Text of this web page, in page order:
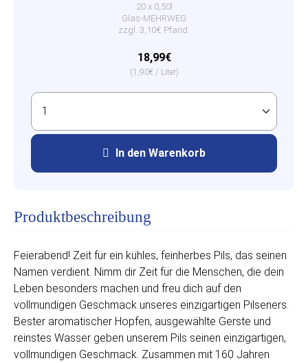
20 x 0,50l
Glas-MEHRWEG
zzgl. 3,10€ Pfand
18,99€
(1,90€ / Liter)
In den Warenkorb
Produktbeschreibung
Feierabend! Zeit für ein kühles, feinherbes Pils, das seinen
Namen verdient. Nimm dir Zeit für die Menschen, die dein
Leben besonders machen und freu dich auf den
vollmundigen Geschmack unseres einzigartigen Pilseners.
Bester aromatischer Hopfen, ausgewählte Gerste und
reinstes Wasser geben unserem Pils seinen einzigartigen,
vollmundigen Geschmack. Zusammen mit 160 Jahren